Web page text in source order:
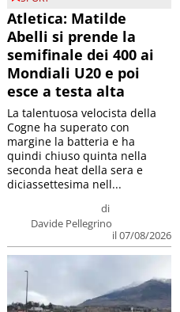
Atletica: Matilde
Abelli si prende la
semifinale dei 400 ai
Mondiali U20 e poi
esce a testa alta
di
Davide Pellegrino
il 07/08/2026
La talentuosa velocista della
Cogne ha superato con
margine la batteria e ha
quindi chiuso quinta nella
seconda heat della sera e
diciassettesima nell...